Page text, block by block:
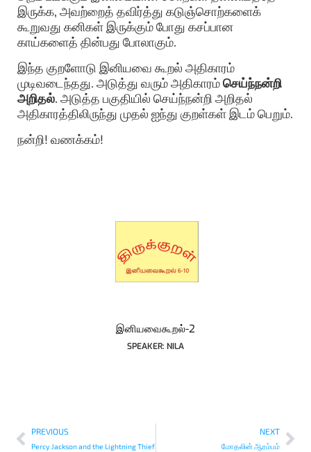
இருக்க, அவற்றைத் தவிர்த்து கடுஞ்சொற்களைக்
கூறுவது கனிகள் இருக்கும் போது கசப்பான
காய்களைத் தின்பது போலாகும்.
இந்த குறளோடு இனியவை கூறல் அதிகாரம்
முடிவடைந்தது. அடுத்து வரும் அதிகாரம்செய்ந்நன்றி
அறிதல். அடுத்த பகுதியில் செய்ந்நன்றி அறிதல்
அதிகாரத்திலிருந்து முதல் ஐந்து குறள்கள் இடம் பெறும்.
நன்றி! வணக்கம்!
இனியவைகூறல்-2
SPEAKER: NILA
PREVIOUS
Percy Jackson and the Lightning Thief
NEXT
மோதலின் ஆரம்பம்